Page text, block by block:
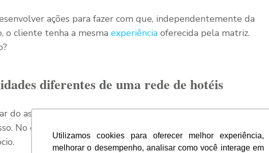
Utilizamos cookies para oferecer melhor experiência,
melhorar o desempenho, analisar como você interage em
ações para fazer com que, independentemente da
o cliente tenha a mesma experiência oferecida pela matriz.
diferentes de uma rede de hotéis
do assunto pensando em um exemplo prático, e escolhemos
No entanto, a maior parte desses princípios pode ser